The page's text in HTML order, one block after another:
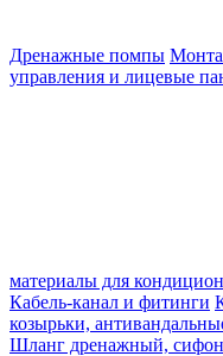
Дренажные помпы
управления и лицевые
материалы для
Кабель-канал и фитинги
козырьки,
Шланг дренажный,